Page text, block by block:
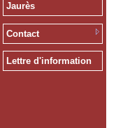
Jaurès
Contact
Lettre d'information